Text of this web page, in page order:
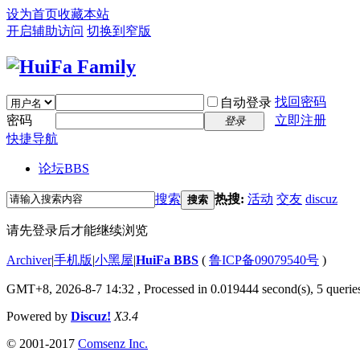
设为首页收藏本站
开启辅助访问 切换到窄版
自动登录 找回密码
密码
登录
立即注册
快捷导航
论坛BBS
搜索 搜索 热搜: 活动 交友 discuz
请先登录后才能继续浏览
Archiver|手机版|小黑屋|HuiFa BBS ( 鲁ICP备09079540号 )
GMT+8, 2026-8-7 14:32 , Processed in 0.019444 second(s), 5
Powered by Discuz! X3.4
© 2001-2017 Comsenz Inc.